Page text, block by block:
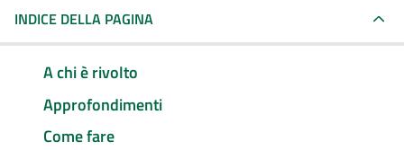
INDICE DELLA PAGINA
A chi è rivolto
Approfondimenti
Come fare